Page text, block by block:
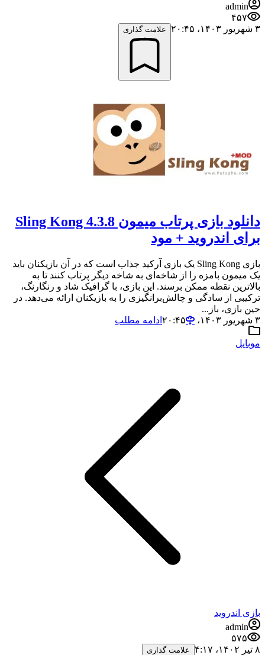
admin
۴۵۷
۳ شهریور ۱۴۰۳،‏ ۲۰:۴۵
علامت گذاری
دانلود بازی پرتاب میمون Sling Kong 4.3.8
برای اندروید + مود
بازی Sling Kong یک بازی آرکید جذاب است که در آن بازیکنان باید
یک میمون بامزه را از شاخه‌ای به شاخه دیگر پرتاب کنند تا به
بالاترین نقطه ممکن برسند. این بازی، با گرافیک شاد و رنگارنگ،
ترکیبی از سادگی و چالش‌برانگیزی را به بازیکنان ارائه می‌دهد. در
حین بازی، باز...
۳ شهریور ۱۴۰۳،‏ ۲۰:۴۵
ادامه مطلب
موبایل
بازی اندروید
admin
۵۷۵
۸ تیر ۱۴۰۲،‏ ۴:۱۷
علامت گذاری